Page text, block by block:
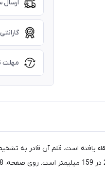
ارسال
مهلت